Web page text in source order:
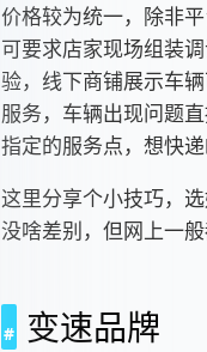
价格较为统一，除非
可要求店家现场组装
验，线下商铺展示车
服务，车辆出现问题
指定的服务点，想快
这里分享个小技巧，
没啥差别，但网上一
变速品牌